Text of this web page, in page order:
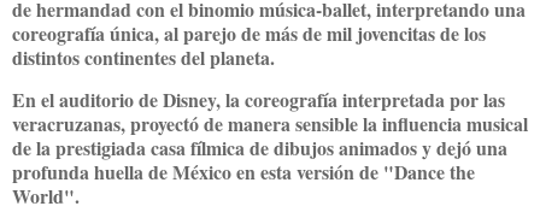
de hermandad con el binomio música-ballet, interpretando una
coreografía única, al parejo de más de mil jovencitas de los
distintos continentes del planeta.
En el auditorio de Disney, la coreografía interpretada por las
veracruzanas, proyectó de manera sensible la influencia musical
de la prestigiada casa fílmica de dibujos animados y dejó una
profunda huella de México en esta versión de "Dance the
World".